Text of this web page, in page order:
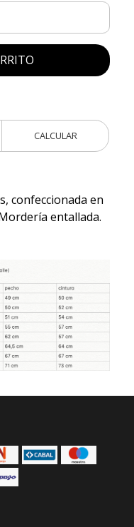
CALCULAR
confeccionada en
entallada.